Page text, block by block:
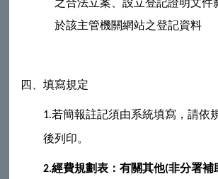
於該主管機關網站之登記資料
四、填寫規定
1.若簡報註記須由系統填寫，請依
後列印。
2.經費規劃表：有關其他(非分署補